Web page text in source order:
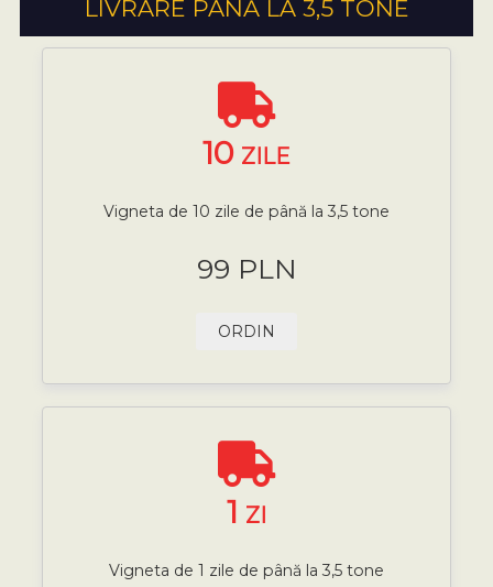
LIVRARE PÂNĂ LA 3,5 TONE
10 ZILE
Vigneta de 10 zile de până la 3,5 tone
99 PLN
ORDIN
1 ZI
Vigneta de 1 zile de până la 3,5 tone